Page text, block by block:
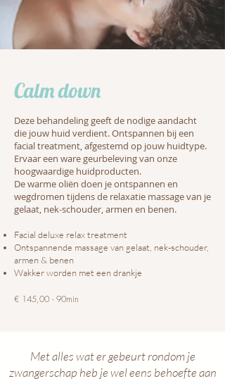
Calm down
​Deze behandeling geeft de nodige aandacht
die jouw huid verdient. Ontspannen bij een
facial treatment, afgestemd op jouw huidtype.
Ervaar een ware geurbeleving van onze
hoogwaardige huidproducten.
De warme oliën doen je ontspannen en
wegdromen tijdens de relaxatie massage van je
gelaat, nek-schouder, armen en benen.
Facial deluxe relax treatment
Ontspannende massage van gelaat, nek-schouder,
armen & benen
Wakker worden met een drankje
€ 145,00 - 90min
Met alles wat er gebeurt rondom je
zwangerschap heb je wel eens behoefte aan